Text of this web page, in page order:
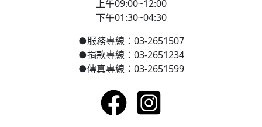
上午09:00~12:00
下午01:30~04:30
●服務專線：03-2651507
●捐款專線：03-2651234
●傳真專線：03-2651599